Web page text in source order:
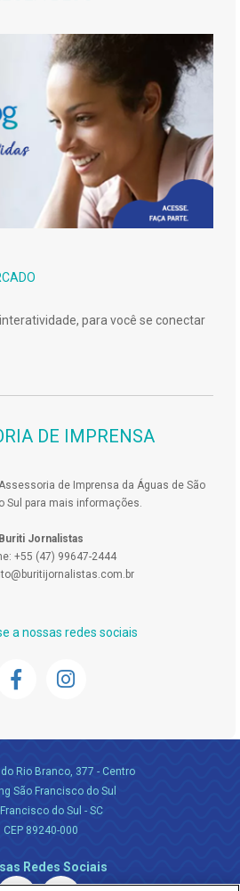
para você se conectar
DE IMPRENSA
de Imprensa da Águas de São
Sul para mais informações.
Buriti Jornalistas
+55 (47) 99647-2444
a nossas redes sociais
Rio Branco, 377 - Centro
São Francisco do Sul
do Sul - SC
CEP 89240-000
Redes Sociais